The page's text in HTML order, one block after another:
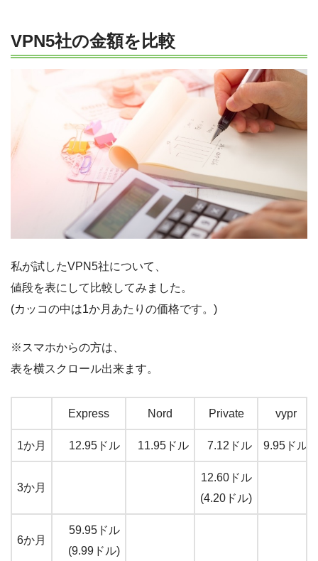
VPN5社の金額を比較
私が試したVPN5社について、
値段を表にして比較してみました。
(カッコの中は1か月あたりの価格です。)
※スマホからの方は、
表を横スクロール出来ます。
Express Nord Private vypr
1か月 12.95ドル 11.95ドル 7.12ドル 9.95ドル
3か月
12.60ドル
(4.20ドル)
6か月
59.95ドル
(9.99ドル)